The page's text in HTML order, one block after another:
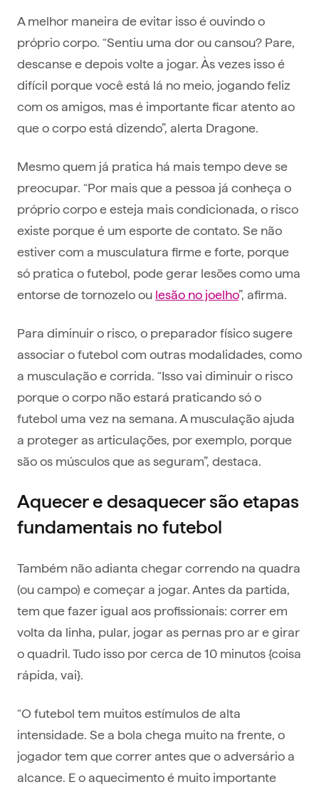
A melhor maneira de evitar isso é ouvindo o
próprio corpo. “Sentiu uma dor ou cansou? Pare,
descanse e depois volte a jogar. Às vezes isso é
difícil porque você está lá no meio, jogando feliz
com os amigos, mas é importante ficar atento ao
que o corpo está dizendo”, alerta Dragone.
Mesmo quem já pratica há mais tempo deve se
preocupar. “Por mais que a pessoa já conheça o
próprio corpo e esteja mais condicionada, o risco
existe porque é um esporte de contato. Se não
estiver com a musculatura firme e forte, porque
só pratica o futebol, pode gerar lesões como uma
entorse de tornozelo ou lesão no joelho”, afirma.
Para diminuir o risco, o preparador físico sugere
associar o futebol com outras modalidades, como
a musculação e corrida. “Isso vai diminuir o risco
porque o corpo não estará praticando só o
futebol uma vez na semana. A musculação ajuda
a proteger as articulações, por exemplo, porque
são os músculos que as seguram”, destaca.
Aquecer e desaquecer são etapas
fundamentais no futebol
Também não adianta chegar correndo na quadra
(ou campo) e começar a jogar. Antes da partida,
tem que fazer igual aos profissionais: correr em
volta da linha, pular, jogar as pernas pro ar e girar
o quadril. Tudo isso por cerca de 10 minutos {coisa
rápida, vai}.
“O futebol tem muitos estímulos de alta
intensidade. Se a bola chega muito na frente, o
jogador tem que correr antes que o adversário a
alcance. E o aquecimento é muito importante